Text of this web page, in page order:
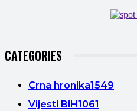
CATEGORIES
Crna hronika1549
Vijesti BiH1061